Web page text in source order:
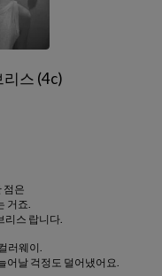
스 (4c)
점은
거죠.
리스 랍니다.
러웨이.
어날 걱정도 덜어냈어요.